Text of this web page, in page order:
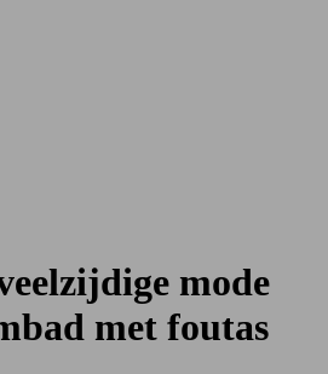
mode
met foutas